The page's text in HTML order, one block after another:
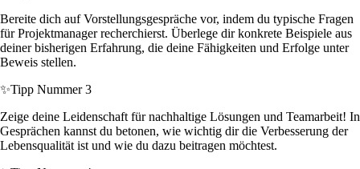
Bereite dich auf Vorstellungsgespräche vor, indem du typische Fragen
für Projektmanager recherchierst. Überlege dir konkrete Beispiele aus
deiner bisherigen Erfahrung, die deine Fähigkeiten und Erfolge unter
Beweis stellen.
✨Tipp Nummer 3
Zeige deine Leidenschaft für nachhaltige Lösungen und Teamarbeit! In
Gesprächen kannst du betonen, wie wichtig dir die Verbesserung der
Lebensqualität ist und wie du dazu beitragen möchtest.